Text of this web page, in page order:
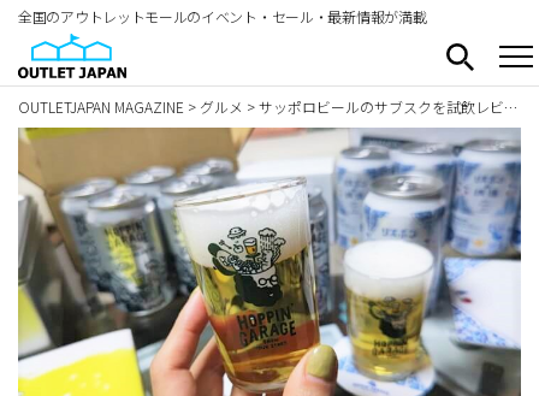
全国のアウトレットモールのイベント・セール・最新情報が満載
OUTLETJAPAN MAGAZINE > グルメ >サッポロビールのサブスクを試飲レビュー！新作ビール定期便「HOPPIN’ GARAGE」